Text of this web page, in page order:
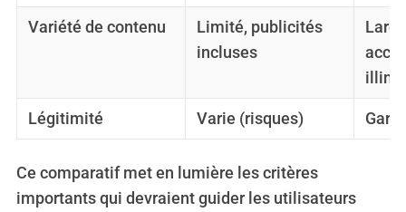
Variété de contenu
Limité, publicités
incluses
Légitimité Varie (risques)
Ce comparatif met en lumière les critères
importants qui devraient guider les utilisateurs